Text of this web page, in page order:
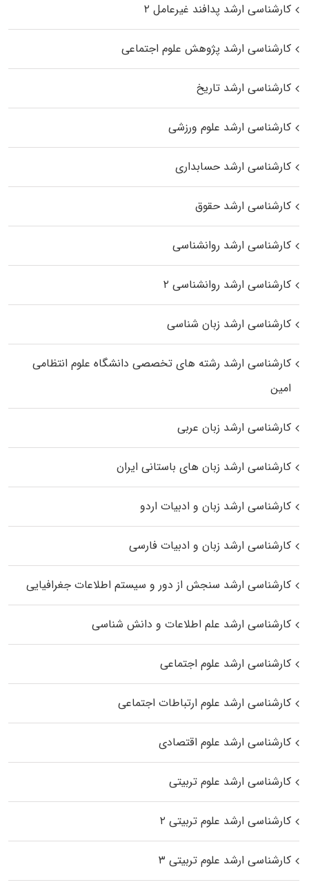
کارشناسی ارشد پدافند غیرعامل ۲
کارشناسی ارشد پژوهش علوم اجتماعی
کارشناسی ارشد تاریخ
کارشناسی ارشد علوم ورزشی
کارشناسی ارشد حسابداری
کارشناسی ارشد حقوق
کارشناسی ارشد روانشناسی
کارشناسی ارشد روانشناسی ۲
کارشناسی ارشد زبان شناسی
کارشناسی ارشد رﺷﺘﻪ ﻫﺎی تخصصی داﻧﺸﮕﺎه ﻋﻠﻮم انتظامی
اﻣﻴﻦ
کارشناسی ارشد زبان عربی
کارشناسی ارشد زبان‌ های باستانی ایران
کارشناسی ارشد زبان و ادبیات اردو
کارشناسی ارشد زبان و ادبیات فارسی
کارشناسی ارشد سنجش از دور و سیستم اطلاعات جغرافیایی
کارشناسی ارشد علم اطلاعات و دانش شناسی
کارشناسی ارشد علوم اجتماعی
کارشناسی ارشد علوم ارتباطات اجتماعی
کارشناسی ارشد علوم اقتصادی
کارشناسی ارشد علوم تربیتی
کارشناسی ارشد علوم تربیتی ۲
کارشناسی ارشد علوم تربیتی ۳